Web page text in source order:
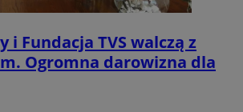
i Fundacja TVS walczą z
Ogromna darowizna dla